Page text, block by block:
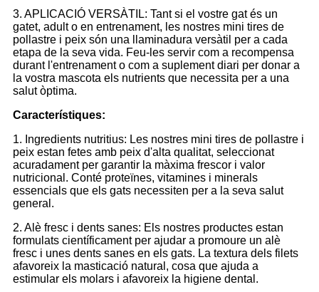
3. APLICACIÓ VERSÀTIL: Tant si el vostre gat és un
gatet, adult o en entrenament, les nostres mini tires de
pollastre i peix són una llaminadura versàtil per a cada
etapa de la seva vida. Feu-les servir com a recompensa
durant l'entrenament o com a suplement diari per donar a
la vostra mascota els nutrients que necessita per a una
salut òptima.
Característiques:
1. Ingredients nutritius: Les nostres mini tires de pollastre i
peix estan fetes amb peix d'alta qualitat, seleccionat
acuradament per garantir la màxima frescor i valor
nutricional. Conté proteïnes, vitamines i minerals
essencials que els gats necessiten per a la seva salut
general.
2. Alè fresc i dents sanes: Els nostres productes estan
formulats científicament per ajudar a promoure un alè
fresc i unes dents sanes en els gats. La textura dels filets
afavoreix la masticació natural, cosa que ajuda a
estimular els molars i afavoreix la higiene dental.